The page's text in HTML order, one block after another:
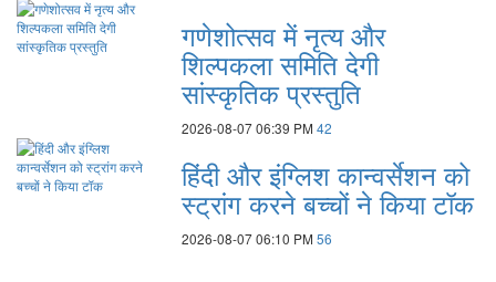
गणेशोत्सव में नृत्य और
शिल्पकला समिति देगी
सांस्कृतिक प्रस्तुति
2026-08-07 06:39 PM 42
हिंदी और इंग्लिश कान्वर्सेशन को
स्ट्रांग करने बच्चों ने किया टॉक
2026-08-07 06:10 PM 56